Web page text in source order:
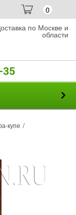
0
по Москве и
области
35
купе